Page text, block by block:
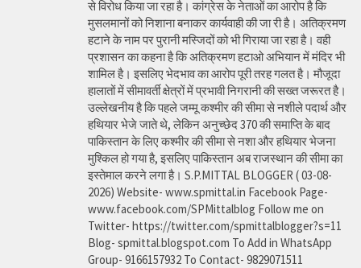
से विरोध किया जा रहा है। कांग्रेस के नेताओं का आरोप है कि
मुसलमानों को निशाना बनाकर कार्यवाही की जा री है। अतिक्रमण
हटाने के नाम पर पुरानी मस्जिदों को भी गिराया जा रहा है। वही
प्रशासन का कहना है कि अतिक्रमण हटाओ अभियान में मंदिर भी
शामिल है। इसलिए भेदभाव का आरोप पूरी तरह गलत है। मौजूदा
हालातों में सीमावर्ती क्षेत्रों में प्रभावी निगरानी की सख्त जरूरत है।
उल्लेखनीय है कि पहले जम्मू कश्मीर की सीमा से नशीले पदार्थ और
हथियार भेजे जाते थे, लेकिन अनुच्छेद 370 की समाप्ति के बाद
पाकिस्तान के लिए कश्मीर की सीमा से नशा और हथियार भेजना
मुश्किल हो गया है, इसलिए पाकिस्तान अब राजस्थान की सीमा का
इस्तेमाल करने लगा है। S.P.MITTAL BLOGGER ( 03-08-
2026) Website- www.spmittal.in Facebook Page-
www.facebook.com/SPMittalblog Follow me on
Twitter- https://twitter.com/spmittalblogger?s=11
Blog- spmittal.blogspot.com To Add in WhatsApp
Group- 9166157932 To Contact- 9829071511